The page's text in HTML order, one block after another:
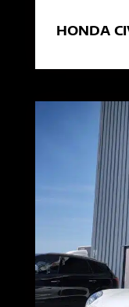
HONDA